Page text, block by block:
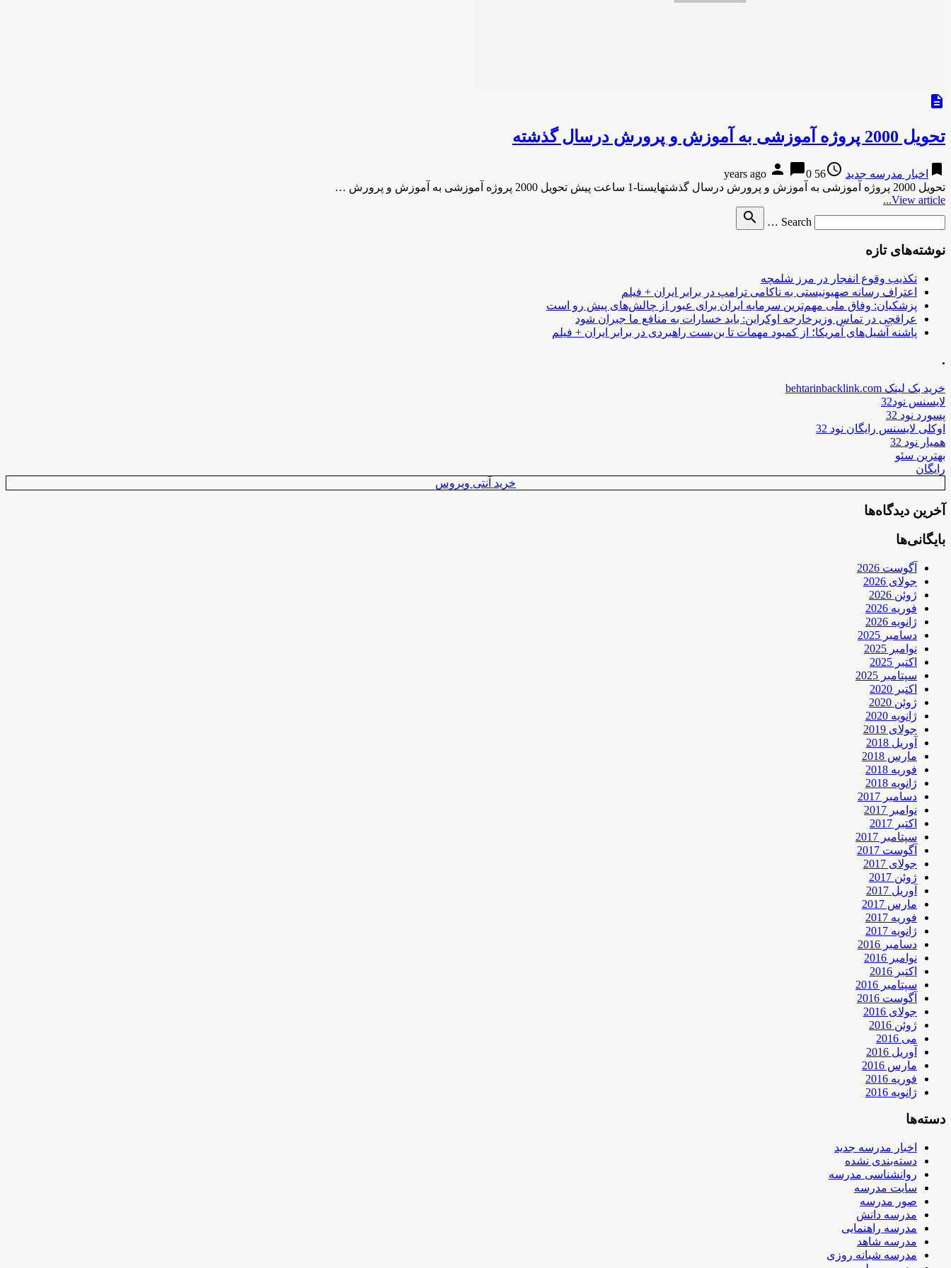
description
تحویل 2000 پروژه آموزشی به آموزش و پرورش درسال گذشته
bookmark اخبار مدرسه جدید access_time
56 years ago
person chat_bubble0
تحویل 2000 پروژه آموزشی به آموزش و پرورش درسال گذشتهایسنا-1 ساعت پیش تحویل 2000 پروژه آموزشی به آموزش و پرورش …
View article...
Search …
search
نوشته‌های تازه
تکذیب وقوع انفجار در مرز شلمچه
اعتراف رسانه صهیونیستی به ناکامی ترامپ در برابر ایران + فیلم
پزشکیان: وفاق ملی مهم‌ترین سرمایه ایران برای عبور از چالش‌های پیش رو است
عراقچی در تماس وزیرخارجه اوکراین: باید خسارات به منافع ما جبران شود
پاشنه آشیل‌های آمریکا؛ از کمبود مهمات تا بن‌بست راهبردی در برابر ایران + فیلم
.
خرید بک لینک behtarinbacklink.com
لایسنس نود32
پسورد نود 32
اوکلی لایسنس رایگان نود 32
همیار نود 32
بهترین سئو
رایگان
خرید آنتی ویروس
آخرین دیدگاه‌ها
بایگانی‌ها
آگوست 2026
جولای 2026
ژوئن 2026
فوریه 2026
ژانویه 2026
دسامبر 2025
نوامبر 2025
اکتبر 2025
سپتامبر 2025
اکتبر 2020
ژوئن 2020
ژانویه 2020
جولای 2019
آوریل 2018
مارس 2018
فوریه 2018
ژانویه 2018
دسامبر 2017
نوامبر 2017
اکتبر 2017
سپتامبر 2017
آگوست 2017
جولای 2017
ژوئن 2017
آوریل 2017
مارس 2017
فوریه 2017
ژانویه 2017
دسامبر 2016
نوامبر 2016
اکتبر 2016
سپتامبر 2016
آگوست 2016
جولای 2016
ژوئن 2016
می 2016
آوریل 2016
مارس 2016
فوریه 2016
ژانویه 2016
دسته‌ها
اخبار مدرسه جدید
دسته‌بندی نشده
روانشناسی مدرسه
سایت مدرسه
صور مدرسه
مدرسه دانش
مدرسه راهنمایی
مدرسه شاهد
مدرسه شبانه روزی